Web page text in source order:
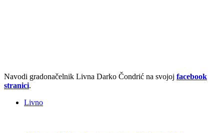
Navodi gradonačelnik Livna Darko Čondrić na svojoj facebook
stranici.
Livno